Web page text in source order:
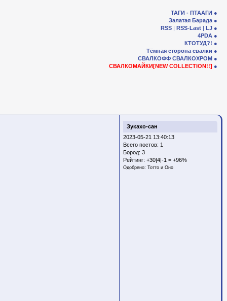
ТАГИ - ПТААГИ
Залатая Барада
RSS | RSS-Last | LJ
4PDA
КТОТУД?!
Тёмная сторона свалки
СВАЛКОФФ СВАЛКОХРОМ
СВАЛКОМАЙКИ[NEW COLLECTION!!]
Зукахо-сан
2023-05-21 13:40:13
Всего постов: 1
Бород: 3
Рейтинг: +30|4|-1 = +96%
Одобрено: Тотто и Оно